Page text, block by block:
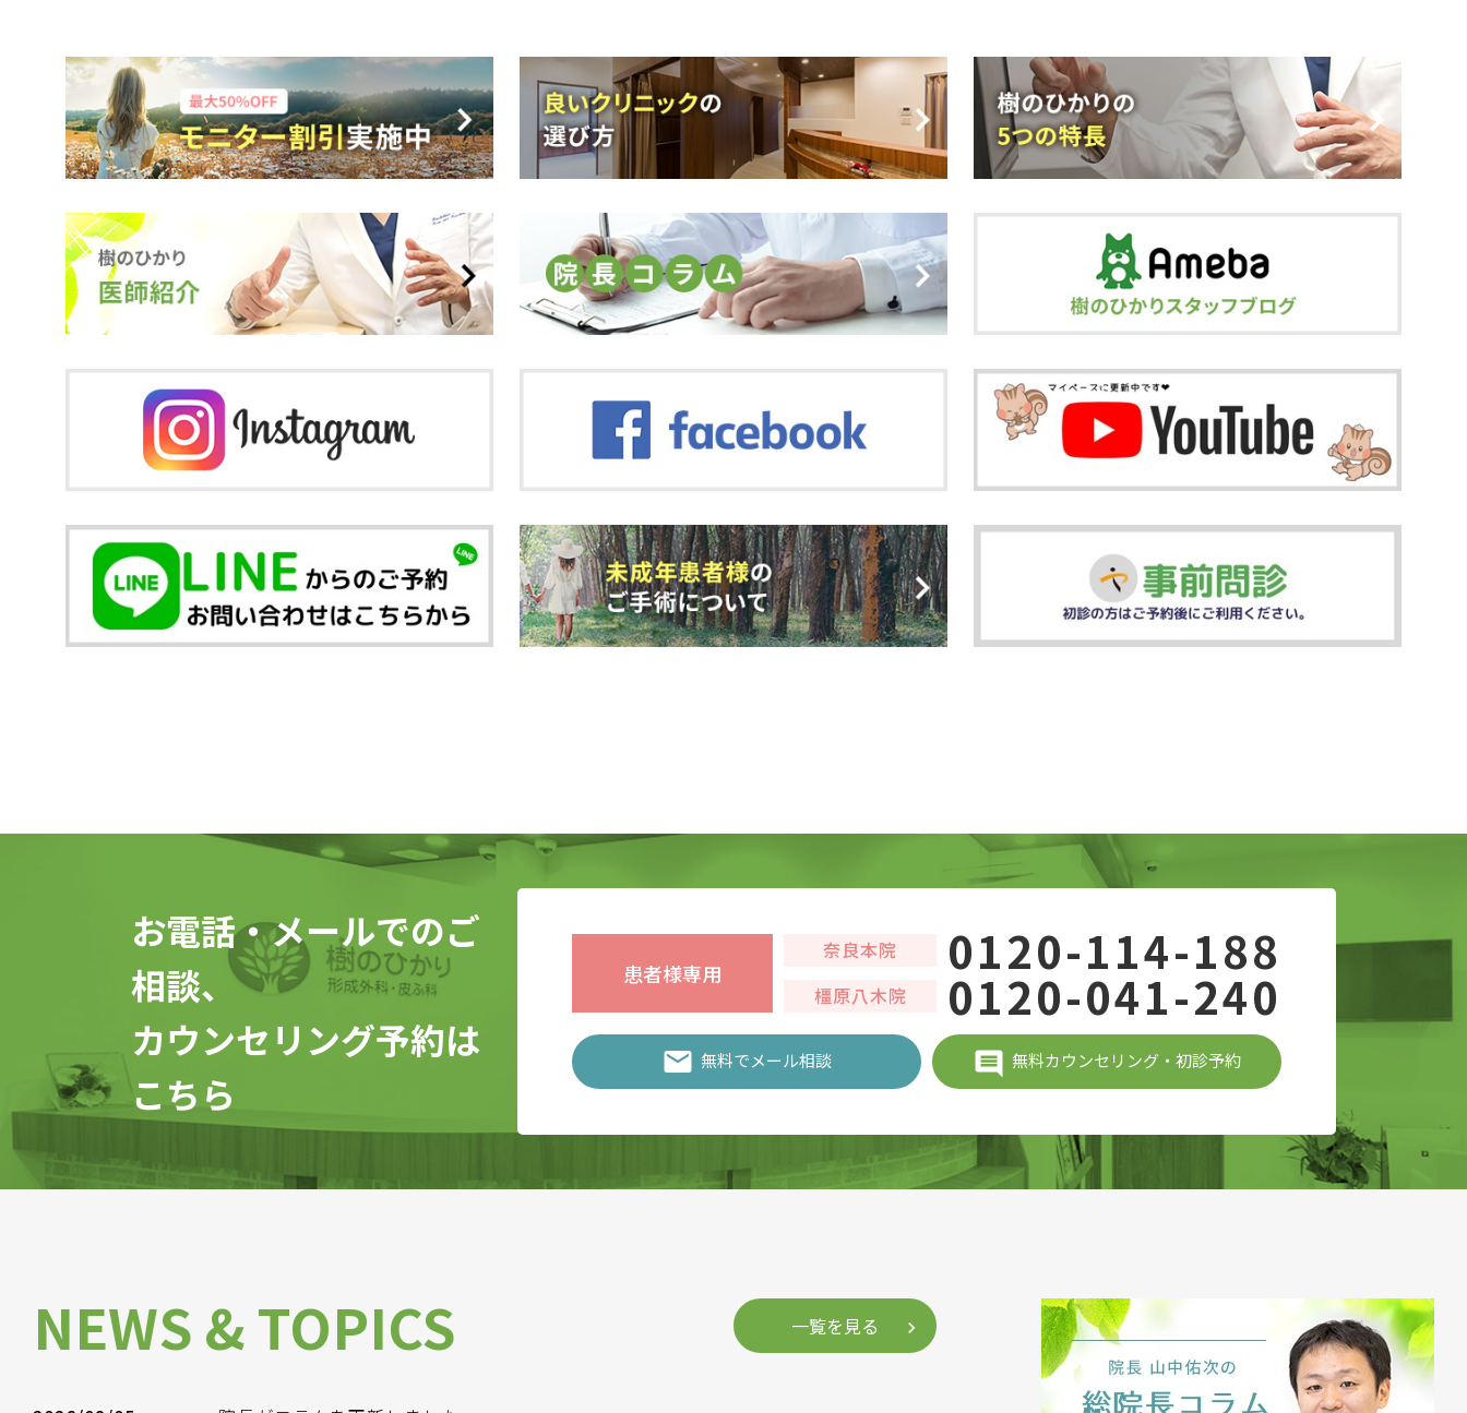
お電話・メールでのご
相談、
カウンセリング予約は
こちら
患者様専用
奈良本院 0120-114-188
橿原八木院 0120-041-240
無料でメール相談 無料カウンセリング・初診予約
NEWS & TOPICS 一覧を見る